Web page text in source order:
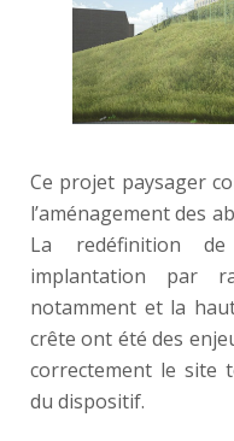
Ce projet paysager
l’aménagement des
La redéfinition
implantation par
notamment et la
crête ont été des
correctement le site
du dispositif.